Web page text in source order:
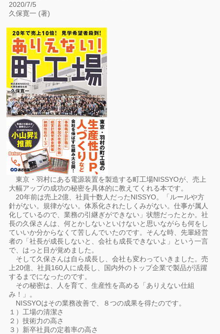
2020/7/5
久保寛一 (著)
東京・羽村にある電源装置を製造する町工場NISSYOが、売上
大幅アップの成功の秘密を具体的に教えてくれる本です。
20年前は売上2億、社員十数人だったNISSYO。「ルールや方
針がない。規律がない。体系化されたしくみがない。仕事が属人
化しているので、業務の引継ぎができない」状態だったとか。社
長の久保さんは、何とかしないといけないと思いながらも何をし
ていいか分からなくて苦しんでいたのです。そんな時、先輩経営
者の「社長が成長しないと、会社も成長できないよ」という一言
で、はっと目が覚めました。
そして久保さんは自ら成長し、会社も変わっていきました。売
上20億、社員160人に成長し、国内外のトップ企業で製品が活躍
するまでになったのです。
その秘密は、人を育て、生産性を高める「ありえない仕組
み！」。
NISSYOはその業務改善で、８つの成果を得たのです。
１）工場の清潔さ
２）技術力の高さ
３）新卒社員の定着率の高さ